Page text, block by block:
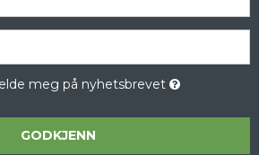
meg på nyhetsbrevet
GODKJENN